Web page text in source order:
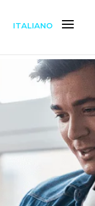
ITALIANO